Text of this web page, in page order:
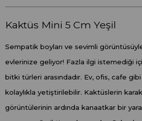
Kaktüs Mini 5 Cm Yeşil
Sempatik boyları ve sevimli
evlerinize geliyor! Fazla ilgi istemediği
bitki türleri arasındadır. Ev, ofis, cafe gibi
kolaylıkla yetiştirilebilir. Kaktüslerin
görüntülerinin ardında kanaatkar bir